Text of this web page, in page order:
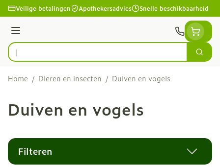
Ga naar de inhoud
Veilige betalingen Apothekersadvies Snelle beschikbaarheid
Menu
Product, merk, categorie...
Zoek
Home / Dieren en insecten / Duiven en vogels
Duiven en vogels
Filteren